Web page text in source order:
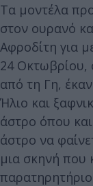
Τα μοντέλα
στον ουρανό
Αφροδίτη για
24 Οκτωβρίου,
από τη Γη,
Ήλιο και
άστρο όπου
άστρο να
μια σκηνή που
παρατηρητήριο